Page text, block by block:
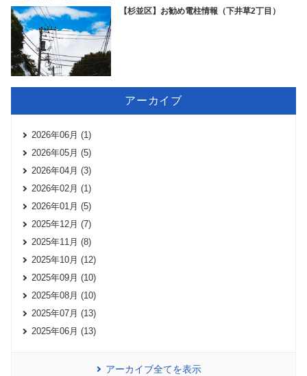
【杉並区】お勧め電柱情報（下井草2丁目）
アーカイブ
2026年06月 (1)
2026年05月 (5)
2026年04月 (3)
2026年02月 (1)
2026年01月 (5)
2025年12月 (7)
2025年11月 (8)
2025年10月 (12)
2025年09月 (10)
2025年08月 (10)
2025年07月 (13)
2025年06月 (13)
アーカイブ全てを表示